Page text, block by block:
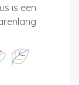
is een